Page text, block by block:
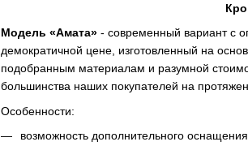
Модель «Амата»- современный вариант с
демократичной цене, изготовленный на
подобранным материалам и разумной
большинства наших покупателей на
Особенности:
возможность дополнительного